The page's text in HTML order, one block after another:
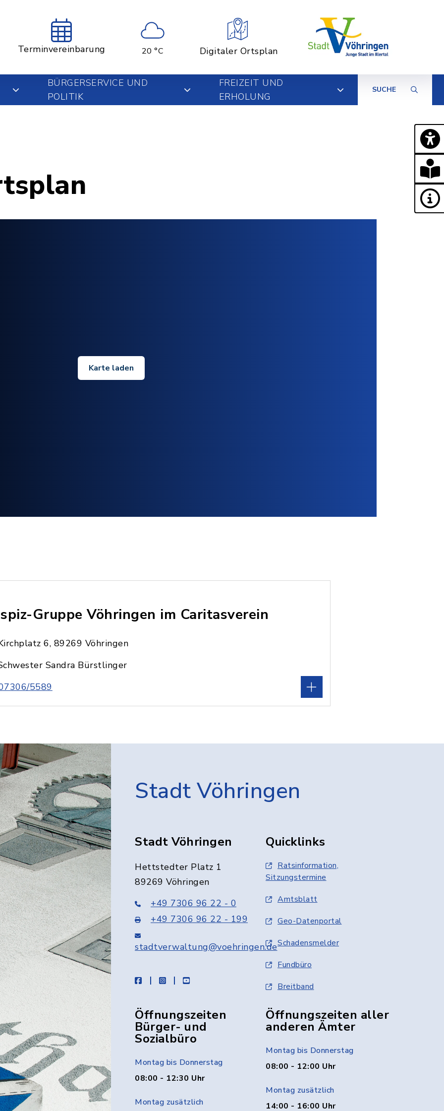
Terminvereinbarung 20 °C Digitaler Ortsplan
BÜRGERSERVICE UND
POLITIK
FREIZEIT UND
ERHOLUNG
SUCHE
Karte laden
Gruppe Vöhringen im Caritasverein
6, 89269 Vöhringen
Sandra Bürstlinger
5589
Stadt Vöhringen
Stadt Vöhringen
Hettstedter Platz 1
89269 Vöhringen
+49 7306 96 22 - 0
+49 7306 96 22 - 199
stadtverwaltung@voehringen.de
facebookinstagramyoutube
Quicklinks
Ratsinformation,
Sitzungstermine
Amtsblatt
Geo-Datenportal
Schadensmelder
Fundbüro
Breitband
Öffnungszeiten
Bürger- und
Sozialbüro
Montag bis Donnerstag
08:00 - 12:30 Uhr
Montag zusätzlich
Öffnungszeiten aller
anderen Ämter
Montag bis Donnerstag
08:00 - 12:00 Uhr
Montag zusätzlich
14:00 - 16:00 Uhr